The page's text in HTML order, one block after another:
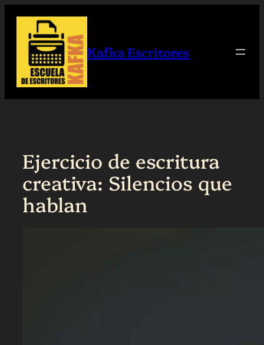
contenido
Kafka Escritores
Ejercicio de escritura
creativa: Silencios que
hablan